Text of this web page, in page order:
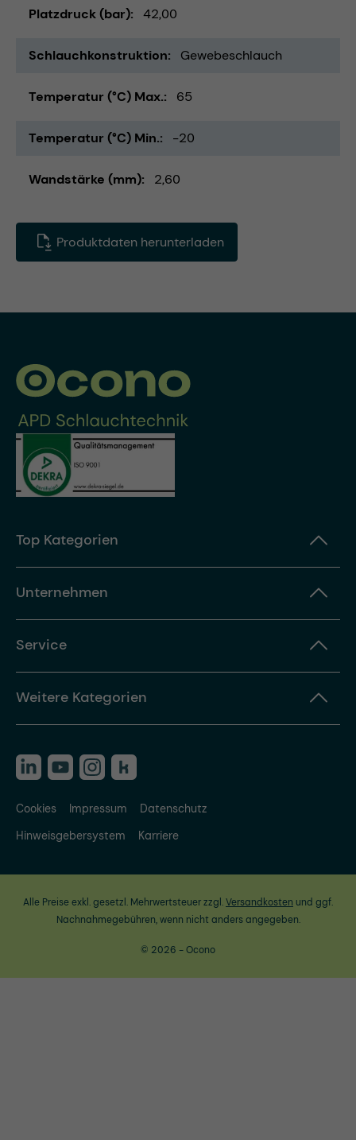
Platzdruck (bar) 42,00
Schlauchkonstruktion Gewebeschlauch
Temperatur (°C) Max. 65
Temperatur (°C) Min. -20
Wandstärke (mm) 2,60
Produktdaten herunterladen
Top Kategorien
Unternehmen
Service
Weitere Kategorien
Cookies Impressum
Datenschutz
Hinweisgebersystem
Karriere
Alle Preise exkl. gesetzl. Mehrwertsteuer zzgl.Versandkosten und ggf.
Nachnahmegebühren, wenn nicht anders angegeben.
© 2026 - Ocono